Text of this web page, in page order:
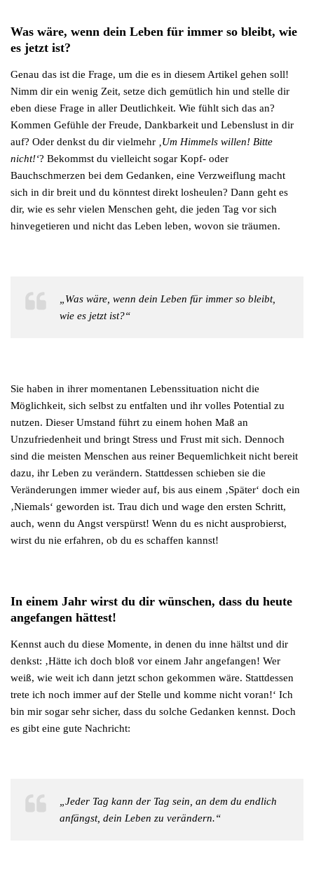
Was wäre, wenn dein Leben für immer so bleibt, wie
es jetzt ist?
Genau das ist die Frage, um die es in diesem Artikel gehen soll!
Nimm dir ein wenig Zeit, setze dich gemütlich hin und stelle dir
eben diese Frage in aller Deutlichkeit. Wie fühlt sich das an?
Kommen Gefühle der Freude, Dankbarkeit und Lebenslust in dir
auf? Oder denkst du dir vielmehr
‚Um Himmels willen! Bitte
nicht!‘? Bekommst du vielleicht sogar Kopf- oder
Bauchschmerzen bei dem Gedanken, eine Verzweiflung macht
sich in dir breit und du könntest direkt losheulen? Dann geht es
dir, wie es sehr vielen Menschen geht, die jeden Tag vor sich
hinvegetieren und nicht das Leben leben, wovon sie träumen.
„Was wäre, wenn dein Leben für immer so bleibt,
wie es jetzt ist?“
Sie haben in ihrer momentanen Lebenssituation nicht die
Möglichkeit, sich selbst zu entfalten und ihr volles Potential zu
nutzen. Dieser Umstand führt zu einem hohen Maß an
Unzufriedenheit und bringt Stress und Frust mit sich. Dennoch
sind die meisten Menschen aus reiner Bequemlichkeit nicht bereit
dazu, ihr Leben zu verändern. Stattdessen schieben sie die
Veränderungen immer wieder auf, bis aus einem ‚Später‘ doch ein
‚Niemals‘ geworden ist. Trau dich und wage den ersten Schritt,
auch, wenn du Angst verspürst! Wenn du es nicht ausprobierst,
wirst du nie erfahren, ob du es schaffen kannst!
In einem Jahr wirst du dir wünschen, dass du heute
angefangen hättest!
Kennst auch du diese Momente, in denen du inne hältst und dir
denkst: ‚Hätte ich doch bloß vor einem Jahr angefangen! Wer
weiß, wie weit ich dann jetzt schon gekommen wäre. Stattdessen
trete ich noch immer auf der Stelle und komme nicht voran!‘ Ich
bin mir sogar sehr sicher, dass du solche Gedanken kennst. Doch
es gibt eine gute Nachricht:
„Jeder Tag kann der Tag sein, an dem du endlich
anfängst, dein Leben zu verändern.“